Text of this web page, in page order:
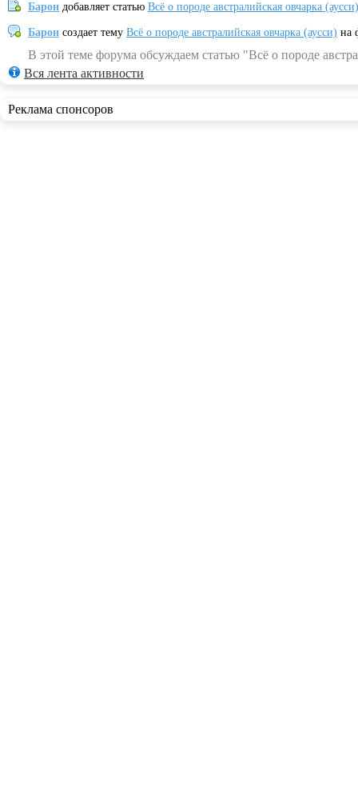
Барон добавляет статью Всё о породе австралийская овчарка (аусси)
Барон создает тему Всё о породе австралийская овчарка (аусси) на
В этой теме форума обсуждаем статью "Всё о породе
Вся лента активности
Реклама спонсоров